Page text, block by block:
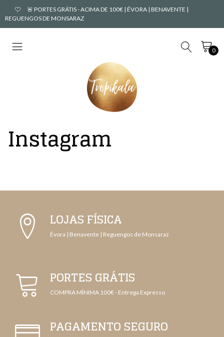
🚨 PORTES GRÁTIS - ACIMA DE 100€ | ÉVORA | BENAVENTE |
REGUENGOS DE MONSARAZ
0
Instagram
LOJAS FÍSICA
Évora | Benavente | Reguengos de Monsaraz
PORTES GRÁTIS
COMPRA MÍNIMA 100€ - Entrega Expresso
PAGAMENTO SEGURO